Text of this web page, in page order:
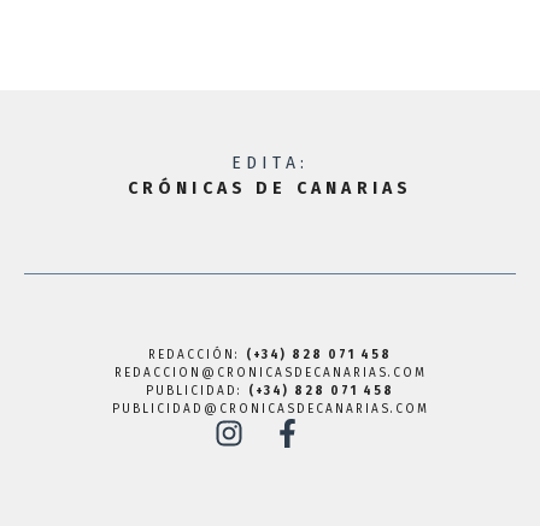
EDITA:
CRÓNICAS DE CANARIAS
REDACCIÓN: (+34) 828 071 458
REDACCION@CRONICASDECANARIAS.COM
PUBLICIDAD: (+34) 828 071 458
PUBLICIDAD@CRONICASDECANARIAS.COM